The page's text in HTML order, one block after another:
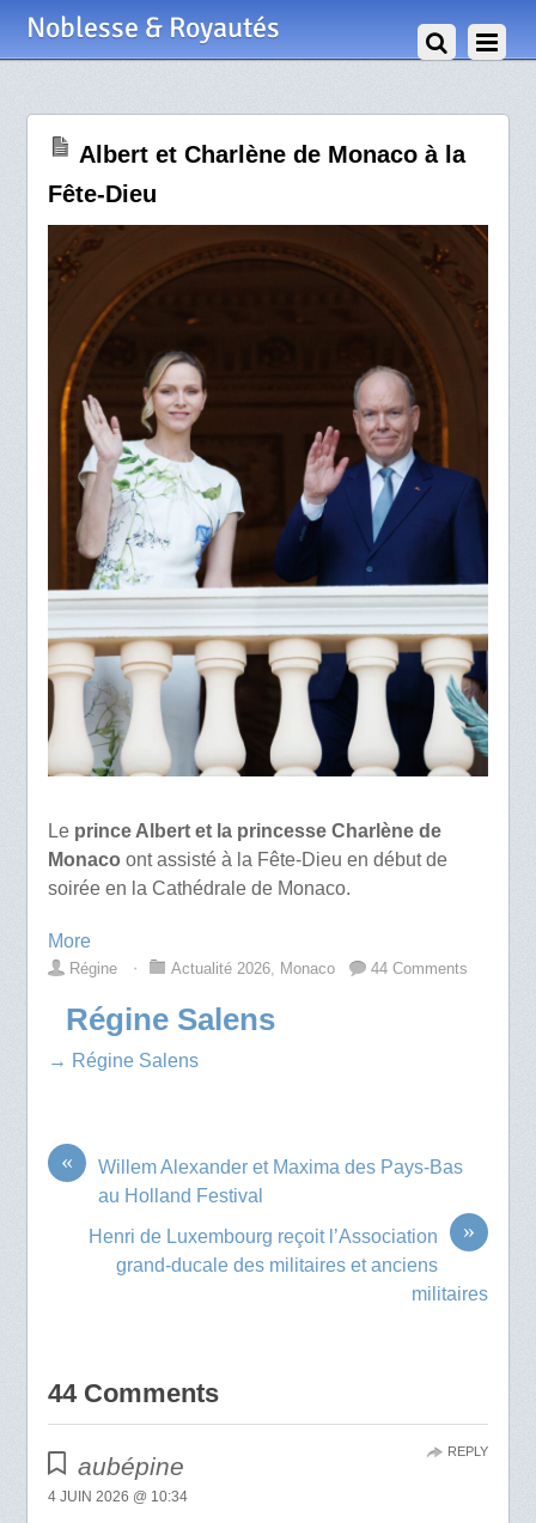
Noblesse & Royautés
Albert et Charlène de Monaco à la
Fête-Dieu
Le prince Albert et la princesse Charlène de
Monaco ont assisté à la Fête-Dieu en début de
soirée en la Cathédrale de Monaco.
More
Régine ⋅ Actualité 2026, Monaco 44 Comments
Régine Salens
→ Régine Salens
«
Willem Alexander et Maxima des Pays-Bas
au Holland Festival
»
Henri de Luxembourg reçoit l’Association
grand-ducale des militaires et anciens
militaires
44 Comments
aubépine
4 JUIN 2026 @ 10:34
REPLY